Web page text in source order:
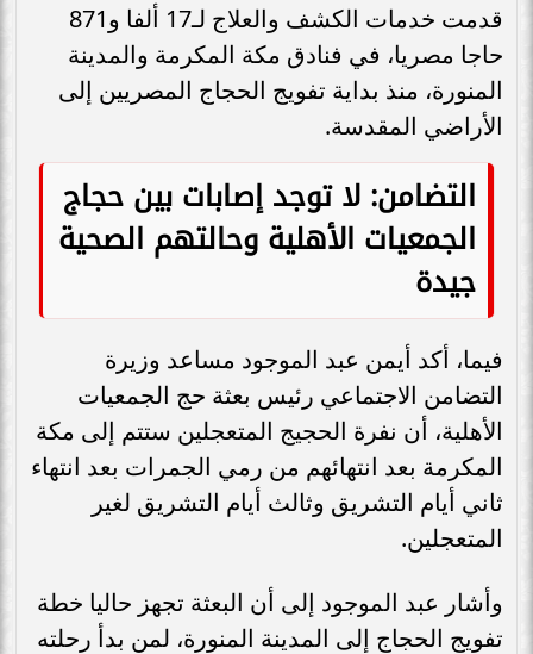
قدمت خدمات الكشف والعلاج لـ17 ألفا و871
حاجا مصريا، في فنادق مكة المكرمة والمدينة
المنورة، منذ بداية تفويج الحجاج المصريين إلى
الأراضي المقدسة.
التضامن: لا توجد إصابات بين حجاج
الجمعيات الأهلية وحالتهم الصحية
جيدة
فيما، أكد أيمن عبد الموجود مساعد وزيرة
التضامن الاجتماعي رئيس بعثة حج الجمعيات
الأهلية، أن نفرة الحجيج المتعجلين ستتم إلى مكة
المكرمة بعد انتهائهم من رمي الجمرات بعد انتهاء
ثاني أيام التشريق وثالث أيام التشريق لغير
المتعجلين.
وأشار عبد الموجود إلى أن البعثة تجهز حاليا خطة
تفويج الحجاج إلى المدينة المنورة، لمن بدأ رحلته